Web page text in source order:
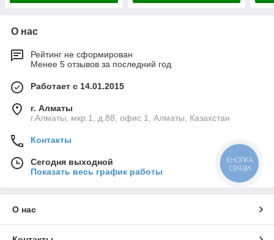
О нас
Рейтинг не сформирован
Менее 5 отзывов за последний год
Работает с 14.01.2015
г. Алматы
г.Алматы, мкр.1, д.88, офис 1, Алматы, Казахстан
Контакты
Сегодня выходной
Показать весь график работы
О нас
КНОПКА
СВЯЗИ